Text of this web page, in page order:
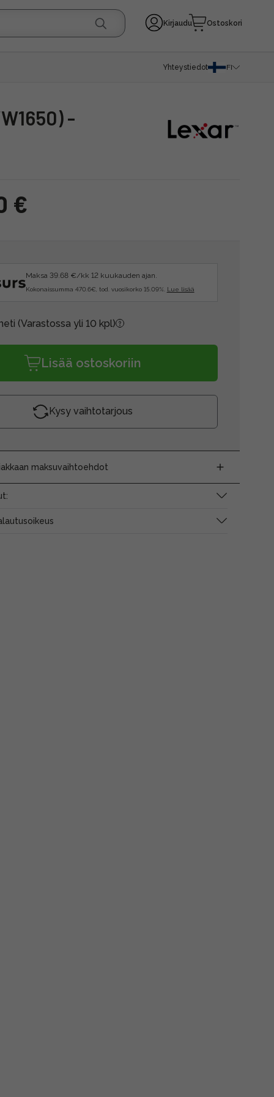
Kirjaudu Ostoskori
Yhteystiedot FI
€
Maksa 39.68 €/kk 12 kuukauden ajan.
Kokonaissumma 470.6€, tod. vuosikorko 15.09%. Lue lisää
(Varastossa yli 10 kpl)
Lisää ostoskoriin
Kysy vaihtotarjous
maksuvaihtoehdot